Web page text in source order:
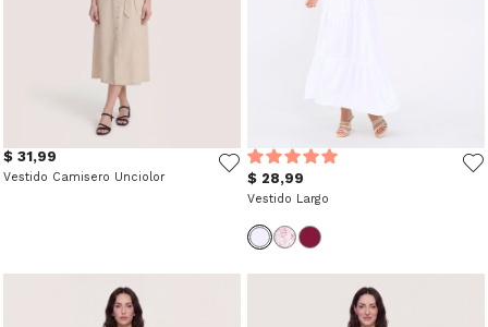
$ 31,99
Vestido Camisero Unciolor $ 28,99
Vestido Largo